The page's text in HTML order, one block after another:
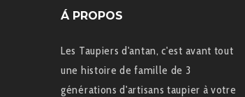
Á PROPOS
Les Taupiers d'antan, c'est avant tout
une histoire de famille de 3
générations d'artisans taupier à votre